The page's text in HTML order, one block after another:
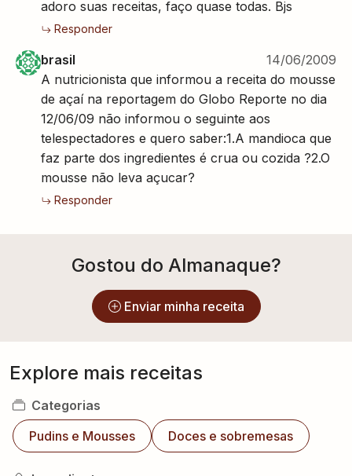
adoro suas receitas, faço quase todas. Bjs
Responder
brasil
14/06/2009
A nutricionista que informou a receita do mousse
de açaí na reportagem do Globo Reporte no dia
12/06/09 não informou o seguinte aos
telespectadores e quero saber:1.A mandioca que
faz parte dos ingredientes é crua ou cozida ?2.O
mousse não leva açucar?
Responder
Gostou do Almanaque?
Enviar minha receita
Explore mais receitas
Categorias
Pudins e Mousses
Doces e sobremesas